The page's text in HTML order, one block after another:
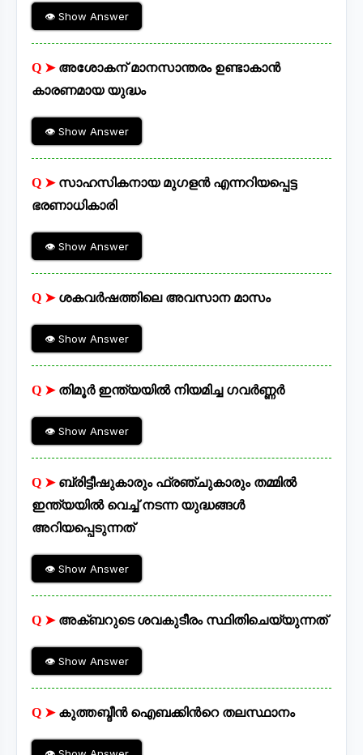
👁 Show Answer
Q ➤ അശോകന് മാനസാന്തരം ഉണ്ടാകാൻ
കാരണമായ യുദ്ധം
👁 Show Answer
Q ➤ സാഹസികനായ മുഗളൻ എന്നറിയപ്പെട്ട
ഭരണാധികാരി
👁 Show Answer
Q ➤ ശകവർഷത്തിലെ അവസാന മാസം
👁 Show Answer
Q ➤ തിമൂർ ഇന്ത്യയിൽ നിയമിച്ച ഗവർണ്ണർ
👁 Show Answer
Q ➤ ബ്രിട്ടീഷുകാരും ഫ്രഞ്ചുകാരും തമ്മിൽ
ഇന്ത്യയിൽ വെച്ച് നടന്ന യുദ്ധങ്ങൾ
അറിയപ്പെടുന്നത്
👁 Show Answer
Q ➤ അക്ബറുടെ ശവകുടീരം സ്ഥിതിചെയ്യുന്നത്
👁 Show Answer
Q ➤ കുത്തബ്ദീൻ ഐബക്കിൻറെ തലസ്ഥാനം